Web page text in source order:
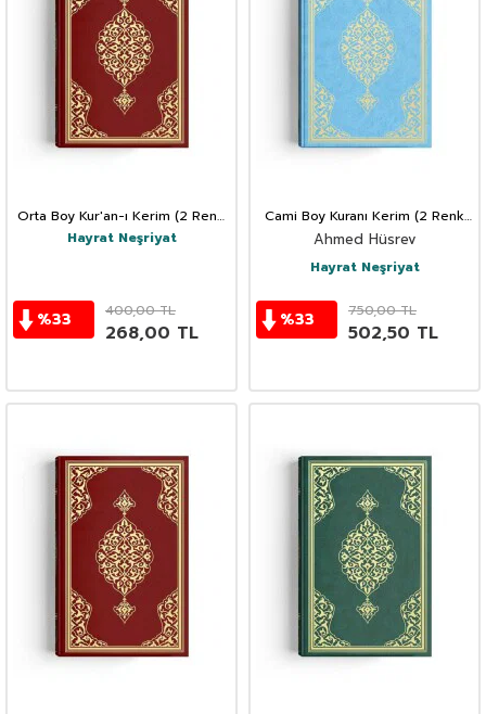
Orta Boy Kur'an-ı Kerim (2 Renk,
Bordo, Mühürlü)
Hayrat Neşriyat
%33 400,00TL
268,00 TL
Cami Boy Kuranı Kerim (2 Renk
Mavi Mühürlü)
Ahmed Hüsrev
Hayrat Neşriyat
%33 750,00TL
502,50 TL